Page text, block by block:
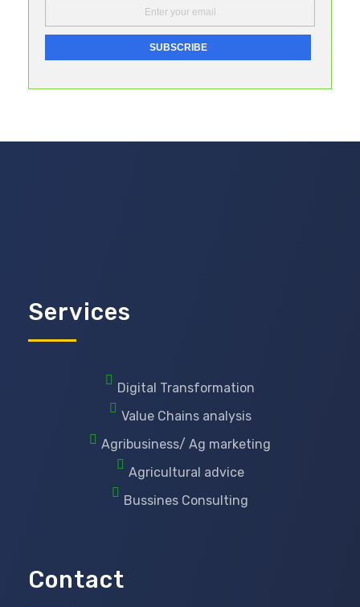
Services
Digital Transformation
Value Chains analysis
Agribusiness/ Ag marketing
Agricultural advice
Bussines Consulting
Contact